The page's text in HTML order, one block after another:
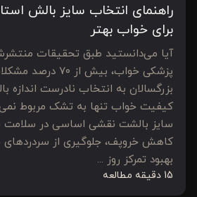
راهنمای انتخاب سایز بالش
برای خواب بهتر
آیا می‌دانستید طبق تحقیقات
پزشکی خواب، بیش
بزرگسالان به انتخاب نادرست اندازه
کیفیت خواب تنها به تشک مربوط
سایز بالشت نقشی اساسی در سلامت
کاهش خروپف، جلوگیری از
بهبود تمرکز روز ...
15 دقیقه مطالعه